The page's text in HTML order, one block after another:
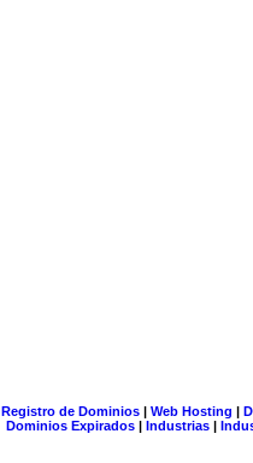
Registro de Dominios| Web Hosting |
Dominios Expirados | Industrias |